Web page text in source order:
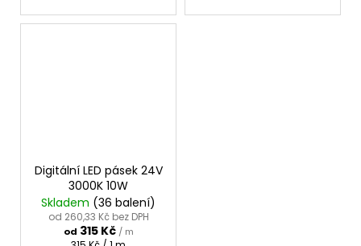
Digitální LED pásek 24V
3000K 10W
Skladem (36 balení)
od 260,33 Kč bez DPH
od 315 Kč / m